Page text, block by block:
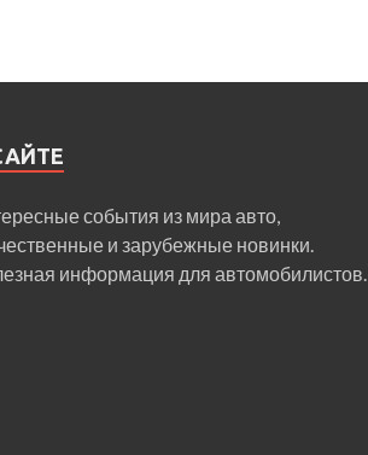
события из мира авто,
и зарубежные новинки.
информация для автомобилистов.